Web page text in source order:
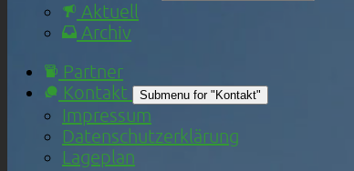
Aktuell
Archiv
Partner
Kontakt
Submenu for "Kontakt"
Impressum
Datenschutzerklärung
Lageplan